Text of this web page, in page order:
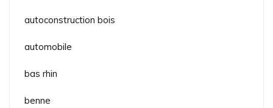
autoconstruction bois
automobile
bas rhin
benne